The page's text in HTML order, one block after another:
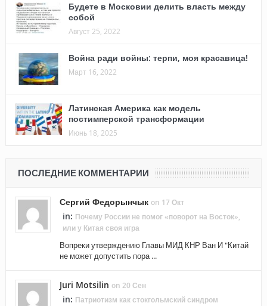
Будете в Московии делить власть между
собой
Август 25, 2022
Война ради войны: терпи, моя красавица!
Март 16, 2022
Латинская Америка как модель
постимперской трансформации
Июнь 18, 2025
ПОСЛЕДНИЕ КОММЕНТАРИИ
Сергий Федорынчык on 17 Окт
in: Почему России не помог «поворот на Восток»,
или у Китая своя игра
Вопреки утверждению Главы МИД КНР Ван И "Китай
не может допустить пора ...
Juri Motsilin on 20 Сен
in: Патриотизм как стокгольмский синдром